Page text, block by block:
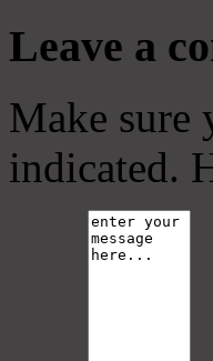
Leave a
Make sure
indicated.